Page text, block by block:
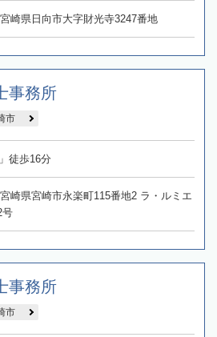
崎県日向市大字財光寺3247番地
事務所
市
徒歩16分
崎県宮崎市永楽町115番地2 ラ・ルミエ
号
事務所
市